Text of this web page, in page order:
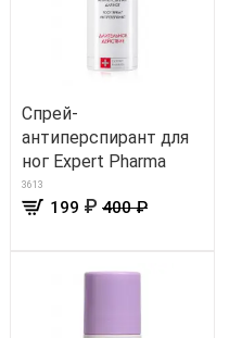
Спрей-
антиперспирант для
ног Expert Pharma
3613
199 ₽ 400 ₽